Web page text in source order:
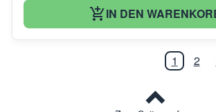
IN DEN
1 2